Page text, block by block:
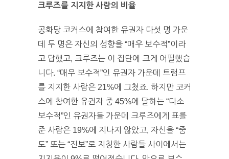
크루즈를 지지한 사람의 비율
공화당 코커스에 참여한 유권자 다섯 명 가운
데 두 명은 자신의 성향을 “매우 보수적”이라
고 답했고, 크루즈는 이 집단에 크게 어필했습
니다. “매우 보수적”인 유권자 가운데 트럼프
를 지지한 사람은 21%에 그쳤죠. 하지만 코커
스에 참여한 유권자 중 45%에 달하는 “다소
보수적”인 유권자들 가운데 크루즈에게 표를
준 사람은 19%에 지나지 않았고, 자신을 “중
도” 또는 “진보”로 지칭한 사람들 사이에서는